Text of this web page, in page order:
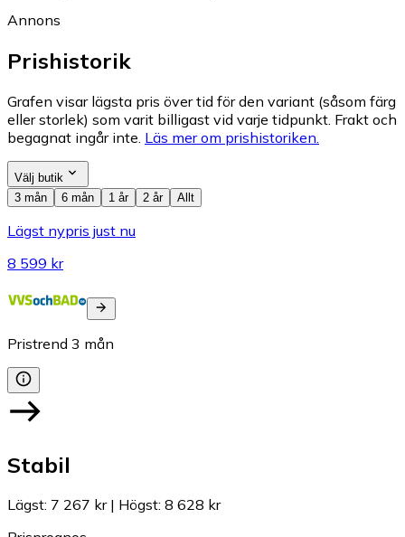
Annons
Prishistorik
Grafen visar lägsta pris över tid för den variant (såsom färg
eller storlek) som varit billigast vid varje tidpunkt. Frakt och
begagnat ingår inte. Läs mer om prishistoriken.
Välj butik
3 mån
6 mån 1 år 2 år Allt
Lägst nypris just nu
8 599 kr
Pristrend 3 mån
Stabil
Lägst: 7 267 kr| Högst: 8 628 kr